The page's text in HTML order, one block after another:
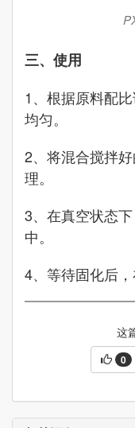
三、使用
1、根据原料配
均匀。
2、将混合搅拌
理。
3、在真空状态
中。
4、等待固化后，
这
0